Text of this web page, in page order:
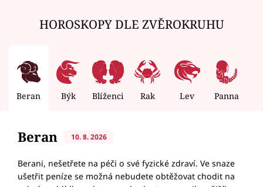
HOROSKOPY DLE ZVĚROKRUHU
Beran Býk Blíženci Rak Lev Panna
Beran 10. 8. 2026
Berani, nešetřete na péči o své fyzické zdraví. Ve snaze
ušetřit peníze se možná nebudete obtěžovat chodit na